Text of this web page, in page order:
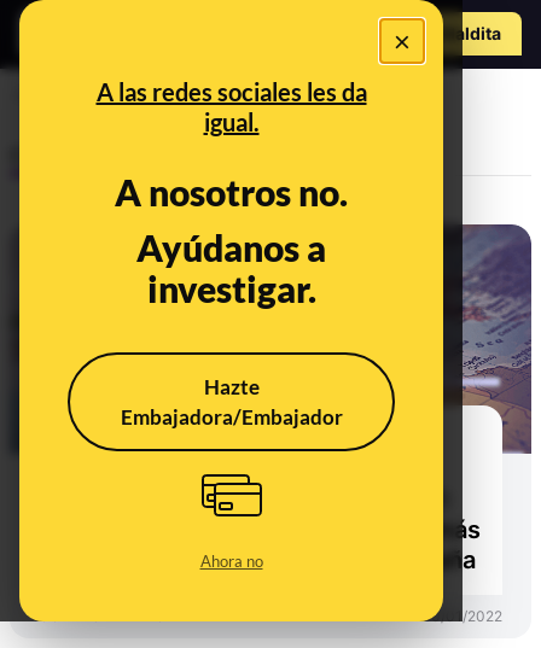
×
A las redes sociales les da
igual.
A nosotros no.
Ayúdanos a
investigar.
Hazte
Embajadora/Embajador
Ahora no
Hazte Maldito
a
Unión Europea
Los países europeos menos
vacunados han registrado más
muertes por coronavirus en 2021:
Bulgaria ha tenido cuatro veces más
fallecidos por habitante que España
CONTROL DEL PODER 10/01/2022